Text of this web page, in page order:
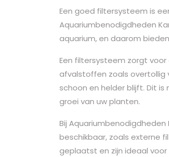
Een goed filtersysteem is
Aquariumbenodigdheden
aquarium, en daarom
Een filtersysteem zorgt
afvalstoffen zoals overtollig
schoon en helder blijft. Dit is
groei van uw planten.
Bij
beschikbaar, zoals externe
geplaatst en zijn ideaal